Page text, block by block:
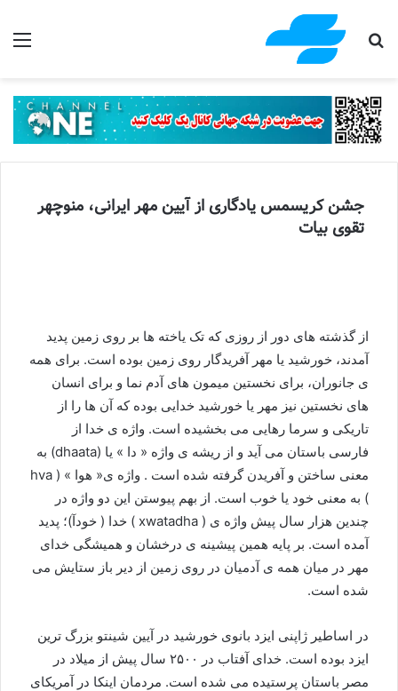
جستجو برای
جشن کریسمس یادگاری از آیین مهر ایرانی، منوچهر
تقوی بیات
از گذشته های دور از روزی که تک یاخته ها بر روی زمین پدید
آمدند، خورشید یا مهر آفریدگار روی زمین بوده است. برای همه
ی جانوران، برای نخستین میمون های آدم نما و برای انسان
های نخستین نیز مهر یا خورشید خدایی بوده که آن ها را از
تاریکی و سرما رهایی می بخشیده است. واژه ی خدا از
فارسی باستان می آید و از ریشه ی واژه « دا » یا (dhaata) به
معنی ساختن و آفریدن گرفته شده است . واژه ی« هوا » ( hva
) به معنی خود یا خوب است. از بهم پیوستن این دو واژه در
چندین هزار سال پیش واژه ی ( xwatadha ) خدا ( خودآ)؛ پدید
آمده است. بر پایه همین پیشینه ی درخشان و همیشگی خدای
مهر در میان همه ی آدمیان در روی زمین از دیر باز ستایش می
شده است.
در اساطیر ژاپنی ایزد بانوی خورشید در آیین شینتو بزرگ ترین
ایزد بوده است. خدای آفتاب در ۲۵۰۰ سال پیش از میلاد در
مصر باستان پرستیده می شده است. مردمان اینکا در آمریکای